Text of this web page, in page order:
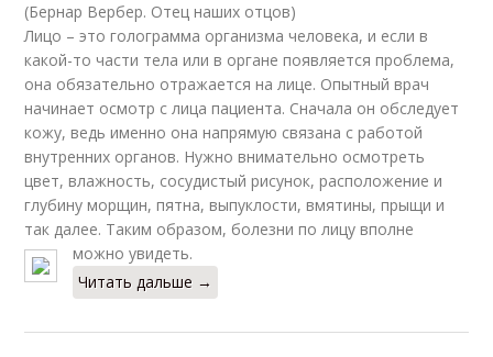
(Бернар Вербер. Отец наших отцов)
Лицо – это голограмма организма человека, и если в
какой-то части тела или в органе появляется проблема,
она обязательно отражается на лице. Опытный врач
начинает осмотр с лица пациента. Сначала он обследует
кожу, ведь именно она напрямую связана с работой
внутренних органов. Нужно внимательно осмотреть
цвет, влажность, сосудистый рисунок, расположение и
глубину морщин, пятна, выпуклости, вмятины, прыщи и
так далее. Таким образом, болезни по лицу вполне
можно увидеть.
Читать дальше →